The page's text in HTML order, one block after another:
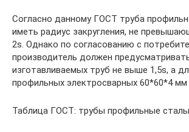
Согласно данному ГОСТ труба
иметь радиус закругления, не
2s. Однако по согласованию с
производитель должен
изготавливаемых труб не выше 1,5s, а
профильных электросварных 60*60*4 мм
Таблица ГОСТ: трубы профильные